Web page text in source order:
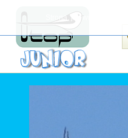
Strona, jak wiele